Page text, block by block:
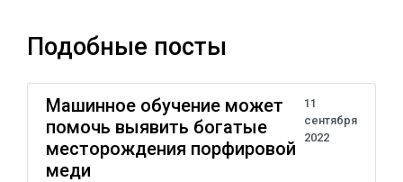
Подобные посты
Машинное обучение может
помочь выявить богатые
месторождения порфировой
меди
11
сентября
2022